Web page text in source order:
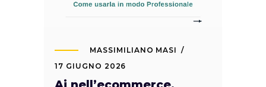
MASSIMILIANO MASI
17 GIUGNO 2026